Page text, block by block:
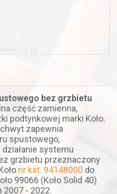
bez grzbietu
część zamienna,
podtynkowej marki Koło.
zapewnia
spustowego,
systemu
grzbietu przeznaczony
nr kat. 94148000 do
99066 (Koło Solid 40)
2007 - 2022.